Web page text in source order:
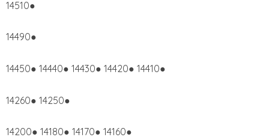
14510●
14490●
14450● 14440● 14430● 14420● 14410●
14260● 14250●
14200● 14180● 14170● 14160●